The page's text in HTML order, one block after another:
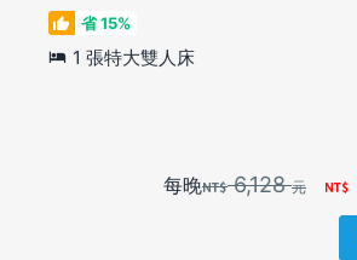
省 15%
1 張特大雙人床
每晚 6,128元